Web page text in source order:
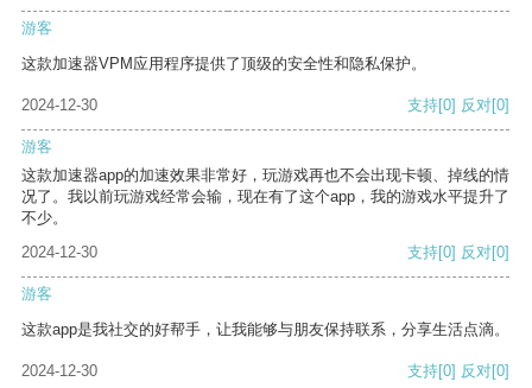
游客
这款加速器VPM应用程序提供了顶级的安全性和隐私保护。
2024-12-30 支持[0] 反对[0]
游客
这款加速器app的加速效果非常好，玩游戏再也不会出现卡顿、掉线的情
况了。我以前玩游戏经常会输，现在有了这个app，我的游戏水平提升了
不少。
2024-12-30
支持[0] 反对[0]
游客
这款app是我社交的好帮手，让我能够与朋友保持联系，分享生活点滴。
2024-12-30 支持[0] 反对[0]